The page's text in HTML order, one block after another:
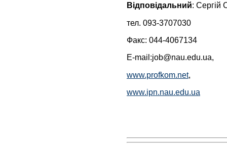
Відповідальний: Сергій
тел. 093-3707030
Факс: 044-4067134
E-mail:job@nau.edu.ua,
www.profkom.net,
www.ipn.nau.edu.ua